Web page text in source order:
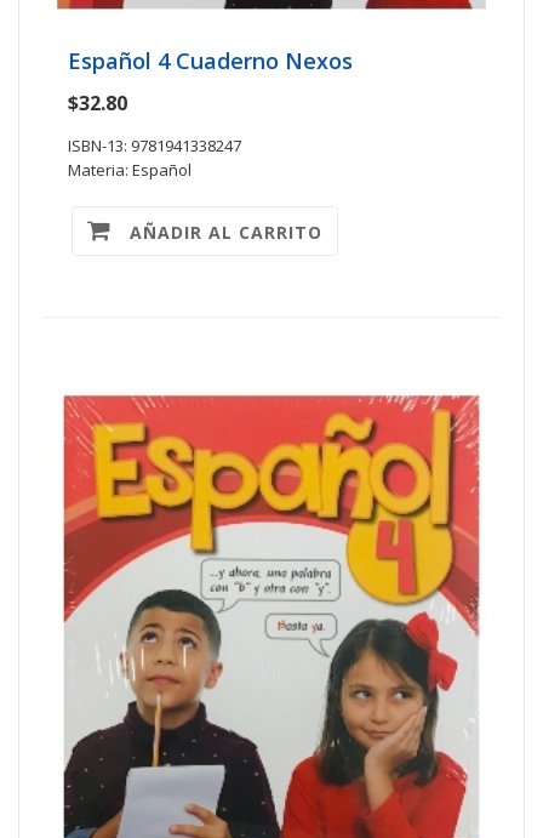
Español 4 Cuaderno Nexos
$32.80
ISBN-13: 9781941338247
Materia: Español
AÑADIR AL CARRITO